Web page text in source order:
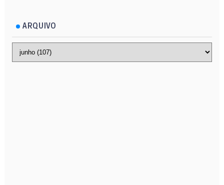
ARQUIVO